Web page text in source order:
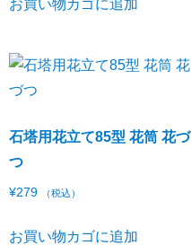
お買い物カゴに追加
石塔用花立て85型 花筒 花づ
つ
¥279 （税込）
お買い物カゴに追加